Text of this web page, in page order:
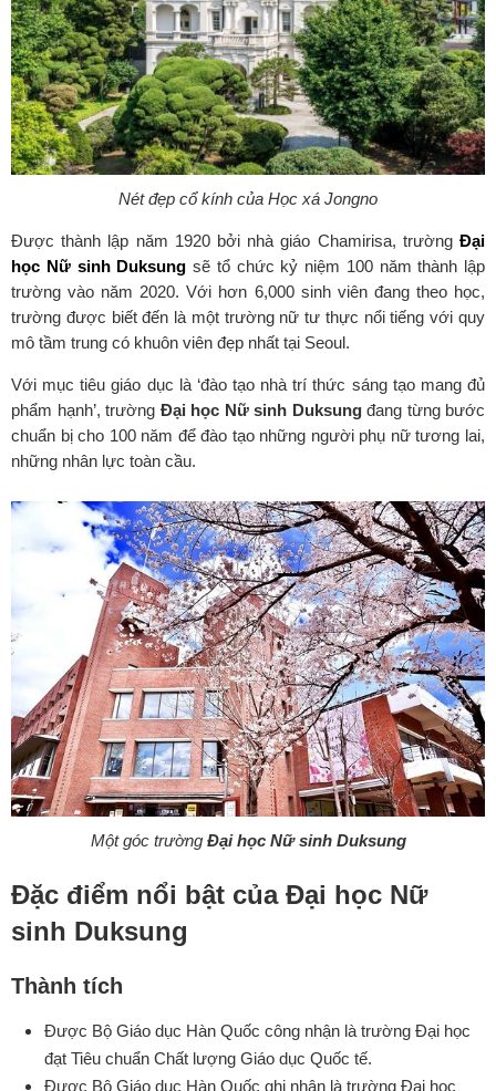
Nét đẹp cổ kính của Học xá Jongno
Được thành lập năm 1920 bởi nhà giáo Chamirisa, trường Đại
học Nữ sinh Duksung sẽ tổ chức kỷ niệm 100 năm thành lập
trường vào năm 2020. Với hơn 6,000 sinh viên đang theo học,
trường được biết đến là một trường nữ tư thực nổi tiếng với quy
mô tầm trung có khuôn viên đẹp nhất tại Seoul.
Với mục tiêu giáo dục là ‘đào tạo nhà trí thức sáng tạo mang đủ
phẩm hạnh’, trường Đại học Nữ sinh Duksungđang từng bước
chuẩn bị cho 100 năm để đào tạo những người phụ nữ tương lai,
những nhân lực toàn cầu.
Một góc trường Đại học Nữ sinh Duksung
Đặc điểm nổi bật của Đại học Nữ
sinh Duksung
Thành tích
Được Bộ Giáo dục Hàn Quốc công nhận là trường Đại học
đạt Tiêu chuẩn Chất lượng Giáo dục Quốc tế.
Được Bộ Giáo dục Hàn Quốc ghi nhận là trường Đại học